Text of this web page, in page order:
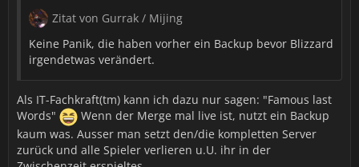
Zitat von Gurrak / Mijing
Keine Panik, die haben vorher ein Backup bevor Blizzard
irgendetwas verändert.
Als IT-Fachkraft(tm) kann ich dazu nur sagen: "Famous last
Words"
Wenn der Merge mal live ist, nutzt ein Backup
kaum was. Ausser man setzt den/die kompletten Server
zurück und alle Spieler verlieren u.U. ihr in der